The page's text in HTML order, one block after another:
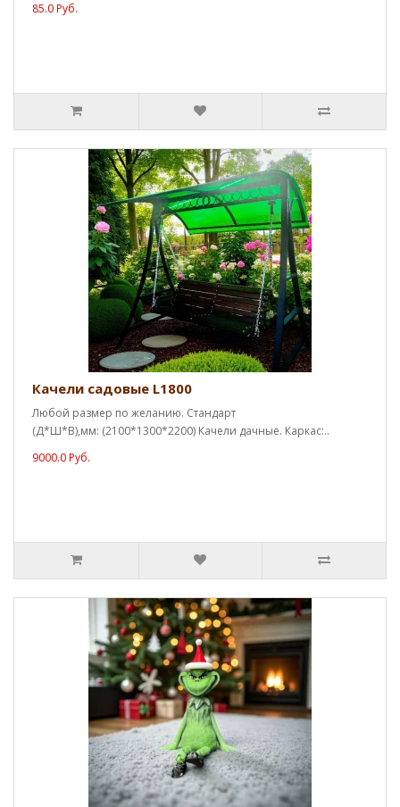
85.0 Руб.
Качели садовые L1800
Любой размер по желанию. Стандарт
(Д*Ш*В),мм: (2100*1300*2200) Качели дачные. Каркас:..
9000.0 Руб.